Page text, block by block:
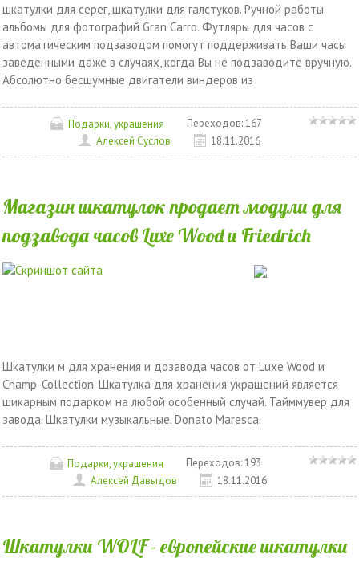
шкатулки для серег, шкатулки для галстуков. Ручной работы
альбомы для фотографий Gran Carro. Футляры для часов с
автоматическим подзаводом помогут поддерживать Ваши часы
заведенными даже в случаях, когда Вы не подзаводите вручную.
Абсолютно бесшумные двигатели виндеров из
Подарки, украшения Переходов: 167
Алексей Суслов
18.11.2016
Магазин шкатулок продает модули для
подзавода часов Luxe Wood и Friedrich
Шкатулки м для хранения и дозавода часов от Luxe Wood и
Champ-Collection. Шкатулка для хранения украшений является
шикарным подарком на любой особенный случай. Тайммувер для
завода. Шкатулки музыкальные. Donato Maresca.
Подарки, украшения Переходов:193
Алексей Давыдов
18.11.2016
Шкатулки WOLF - европейские шкатулки